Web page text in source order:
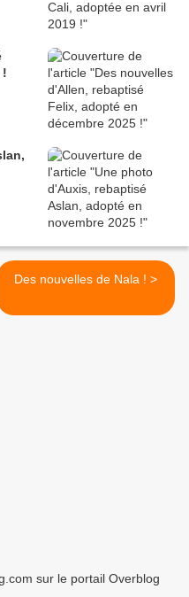
!
Des nouvelles de Nala ! >
sur le portail Overblog